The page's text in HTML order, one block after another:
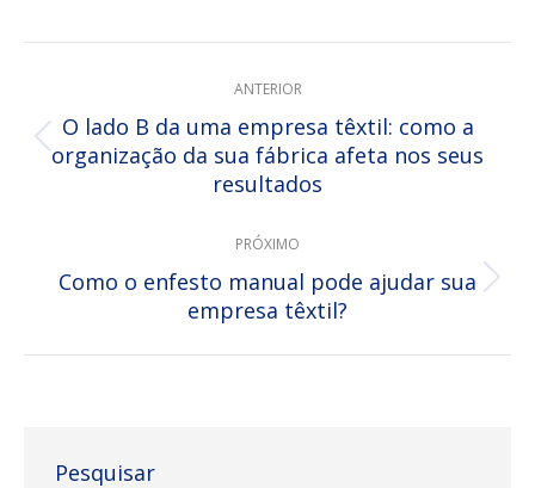
Facebook
X
PinterestLinkedIn
NAVEGAÇÃO
DE
POST:
ANTERIOR
Post
anterior:
O lado B da uma empresa têxtil: como a
organização da sua fábrica afeta nos seus
resultados
PRÓXIMO
Próximo
post:
Como o enfesto manual pode ajudar sua
empresa têxtil?
Pesquisar